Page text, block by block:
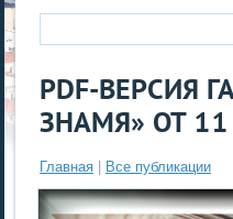
PDF-ВЕРСИЯ
ЗНАМЯ» ОТ
Главная Все публикации